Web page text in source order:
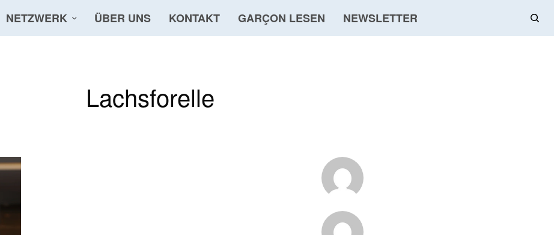
NETZWERK ÜBER UNS KONTAKT GARÇON LESEN NEWSLETTER
Lachsforelle